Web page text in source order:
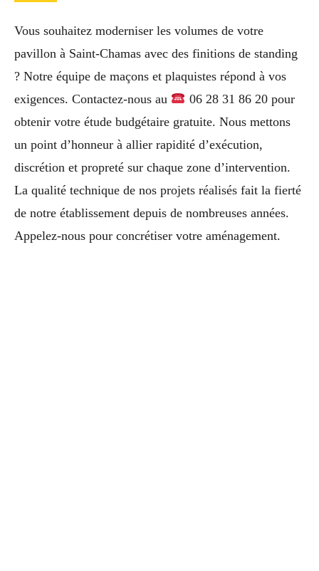
Vous souhaitez moderniser les volumes de votre
pavillon à Saint-Chamas avec des finitions de standing
? Notre équipe de maçons et plaquistes répond à vos
exigences. Contactez-nous au
06 28 31 86 20 pour
obtenir votre étude budgétaire gratuite. Nous mettons
un point d’honneur à allier rapidité d’exécution,
discrétion et propreté sur chaque zone d’intervention.
La qualité technique de nos projets réalisés fait la fierté
de notre établissement depuis de nombreuses années.
Appelez-nous pour concrétiser votre aménagement.